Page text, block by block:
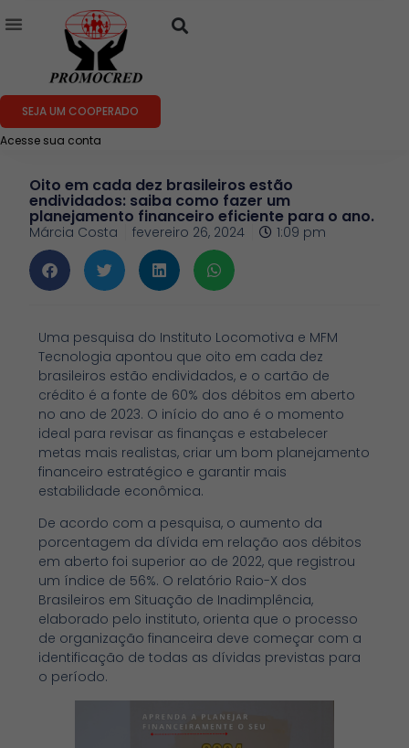
Acesse sua conta
SEJA UM COOPERADO
Oito em cada dez brasileiros estão
endividados: saiba como fazer um
planejamento financeiro eficiente para o ano.
Márcia Costa fevereiro 26, 2024 1:09 pm
Uma pesquisa do Instituto Locomotiva e MFM
Tecnologia apontou que oito em cada dez
brasileiros estão endividados, e o cartão de
crédito é a fonte de 60% dos débitos em aberto
no ano de 2023. O início do ano é o momento
ideal para revisar as finanças e estabelecer
metas mais realistas, criar um bom planejamento
financeiro estratégico e garantir mais
estabilidade econômica.
De acordo com a pesquisa, o aumento da
porcentagem da dívida em relação aos débitos
em aberto foi superior ao de 2022, que registrou
um índice de 56%. O relatório Raio-X dos
Brasileiros em Situação de Inadimplência,
elaborado pelo instituto, orienta que o processo
de organização financeira deve começar com a
identificação de todas as dívidas previstas para
o período.